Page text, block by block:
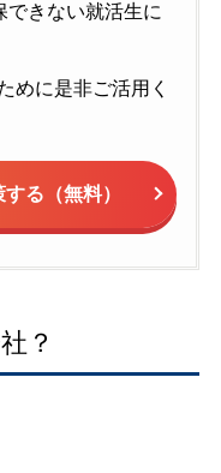
できない就活生に
めに是非ご活用く
る（無料）
？